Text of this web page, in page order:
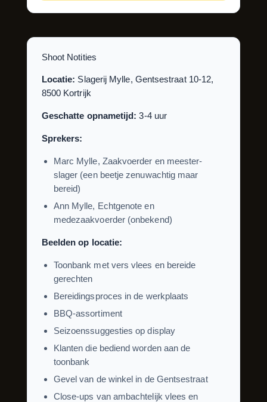
Shoot Notities
Locatie: Slagerij Mylle, Gentsestraat 10-12,
8500 Kortrijk
Geschatte opnametijd: 3-4 uur
Sprekers:
Marc Mylle, Zaakvoerder en meester-
slager (een beetje zenuwachtig maar
bereid)
Ann Mylle, Echtgenote en
medezaakvoerder (onbekend)
Beelden op locatie:
Toonbank met vers vlees en bereide
gerechten
Bereidingsproces in de werkplaats
BBQ-assortiment
Seizoenssuggesties op display
Klanten die bediend worden aan de
toonbank
Gevel van de winkel in de Gentsestraat
Close-ups van ambachtelijk vlees en